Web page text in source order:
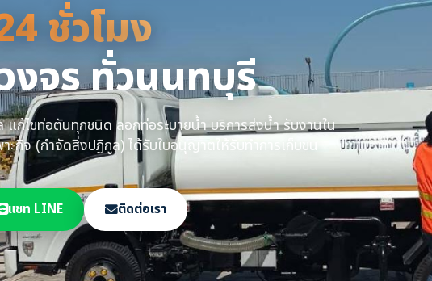
ชั่วโมง
แชท LINE ติดต่อเรา
ชั่วโมง - หจก.ยิ่งยศ
| ให้บริการรับดูดส้วม แก้
อกท่อระบายน้ำ ในเขต
รี มีใบกำจัด ทิ้งสิ่งปฏิกูล
มาย